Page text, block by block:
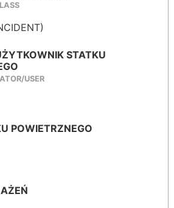
STATKU
USER
POWIETRZNEGO